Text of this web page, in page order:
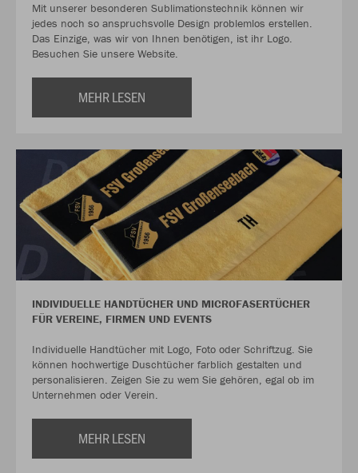
Mit unserer besonderen Sublimationstechnik können wir
jedes noch so anspruchsvolle Design problemlos erstellen.
Das Einzige, was wir von Ihnen benötigen, ist ihr Logo.
Besuchen Sie unsere Website.
MEHR LESEN
INDIVIDUELLE HANDTÜCHER UND MICROFASERTÜCHER
FÜR VEREINE, FIRMEN UND EVENTS
Individuelle Handtücher mit Logo, Foto oder Schriftzug. Sie
können hochwertige Duschtücher farblich gestalten und
personalisieren. Zeigen Sie zu wem Sie gehören, egal ob im
Unternehmen oder Verein.
MEHR LESEN